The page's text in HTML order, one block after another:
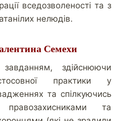
вседозволеності та з
нелюдів.
Семехи
здійснюючи
практики у
та спілкуючись
та